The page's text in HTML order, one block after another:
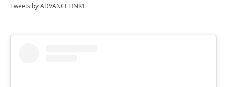
Tweets by ADVANCELINK1